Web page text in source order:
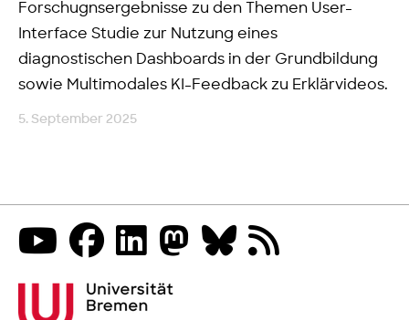
Forschugnsergebnisse zu den Themen User-
Interface Studie zur Nutzung eines
diagnostischen Dashboards in der Grundbildung
sowie Multimodales KI-Feedback zu Erklärvideos.
5. September 2025